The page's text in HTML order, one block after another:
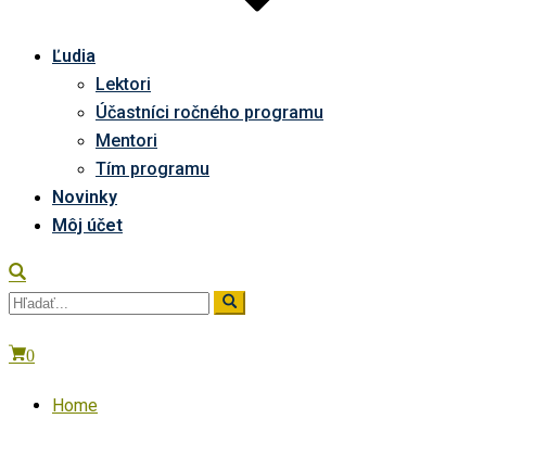
Ľudia
Lektori
Účastníci ročného programu
Mentori
Tím programu
Novinky
Môj účet
0
Home